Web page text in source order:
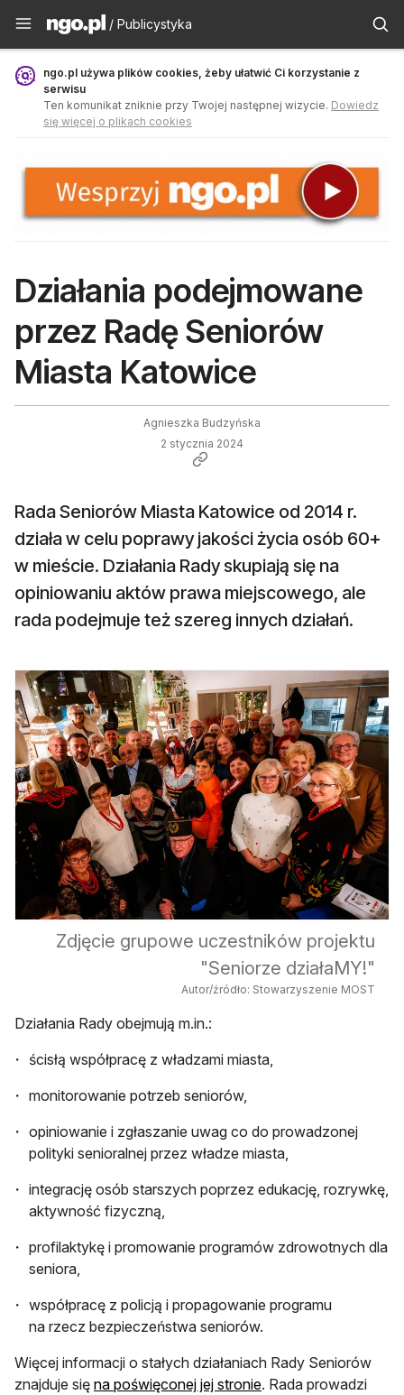
Publicystyka - ngo.pl
/ Publicystyka
ngo.pl używa plików cookies, żeby ułatwić Ci korzystanie z
serwisu
Ten komunikat zniknie przy Twojej następnej wizycie. Dowiedz
się więcej o plikach cookies
Działania podejmowane
przez Radę Seniorów
Miasta Katowice
Agnieszka Budzyńska
2 stycznia 2024
Rada Seniorów Miasta Katowice od 2014 r.
działa w celu poprawy jakości życia osób 60+
w mieście. Działania Rady skupiają się na
opiniowaniu aktów prawa miejscowego, ale
rada podejmuje też szereg innych działań.
Zdjęcie grupowe uczestników projektu
"Seniorze działaMY!"
Autor/źródło: Stowarzyszenie MOST
Działania Rady obejmują m.in.:
ścisłą współpracę z władzami miasta,
monitorowanie potrzeb seniorów,
opiniowanie i zgłaszanie uwag co do prowadzonej
polityki senioralnej przez władze miasta,
integrację osób starszych poprzez edukację, rozrywkę,
aktywność fizyczną,
profilaktykę i promowanie programów zdrowotnych dla
seniora,
współpracę z policją i propagowanie programu
na rzecz bezpieczeństwa seniorów.
Więcej informacji o stałych działaniach Rady Seniorów
znajduje się na poświęconej jej stronieotwiera się w nowej
. Rada prowadzi